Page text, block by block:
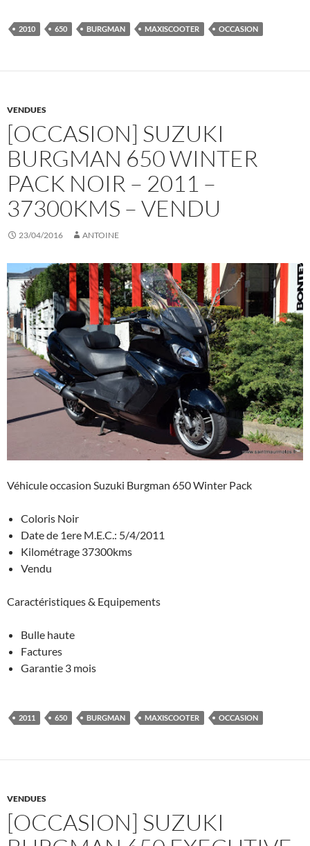
2010 650 BURGMAN MAXISCOOTER OCCASION
VENDUES
[OCCASION] SUZUKI
BURGMAN 650 WINTER
PACK NOIR – 2011 –
37300KMS – VENDU
23/04/2016 ANTOINE
Véhicule occasion Suzuki Burgman 650 Winter Pack
Coloris Noir
Date de 1ere M.E.C.: 5/4/2011
Kilométrage 37300kms
Vendu
Caractéristiques & Equipements
Bulle haute
Factures
Garantie 3 mois
2011 650 BURGMAN MAXISCOOTER OCCASION
VENDUES
[OCCASION] SUZUKI